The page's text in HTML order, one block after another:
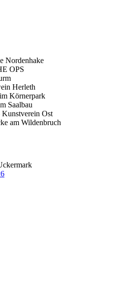
Nordenhake
OPS
Herleth
Körnerpark
Saalbau
Ost
am Wildenbruch